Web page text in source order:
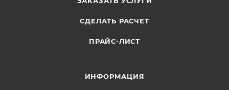
СДЕЛАТЬ РАСЧЕТ
ПРАЙС-ЛИСТ
ИНФОРМАЦИЯ